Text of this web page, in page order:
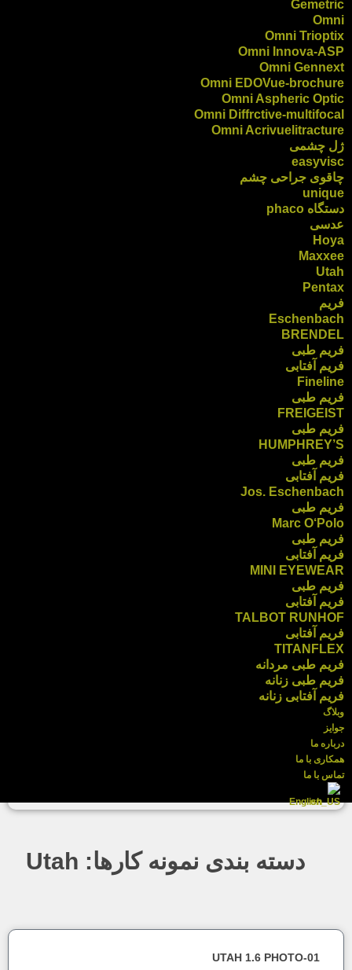
Gemetric
Omni
Omni Trioptix
Omni Innova-ASP
Omni Gennext
Omni EDOVue-brochure
Omni Aspheric Optic
Omni Diffrctive-multifocal
Omni Acrivuelitracture
ژل چشمی
easyvisc
چاقوی جراحی چشم
unique
دستگاه phaco
عدسی
Hoya
Maxxee
Utah
Pentax
فریم
Eschenbach
BRENDEL
فریم طبی
فریم آفتابی
Fineline
فریم طبی
FREIGEIST
فریم طبی
HUMPHREY’S
فریم طبی
فریم آفتابی
Jos. Eschenbach
فریم طبی
Marc O‘Polo
فریم طبی
فریم آفتابی
MINI EYEWEAR
فریم طبی
فریم آفتابی
TALBOT RUNHOF
فریم آفتابی
TITANFLEX
فریم طبی مردانه
فریم طبی زنانه
فریم آفتابی زنانه
وبلاگ
جوایز
درباره ما
همکاری با ما
تماس با ما
English
دسته بندی نمونه کارها: Utah
UTAH 1.6 PHOTO-01